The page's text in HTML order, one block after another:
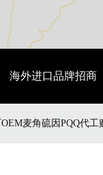
海外进口品牌招商
麦角硫因PQQ代工